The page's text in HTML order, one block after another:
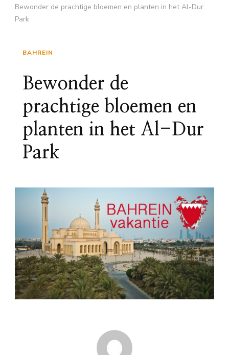
Bewonder de prachtige bloemen en planten in het Al-Dur
Park
BAHREIN
Bewonder de
prachtige bloemen en
planten in het Al-Dur
Park